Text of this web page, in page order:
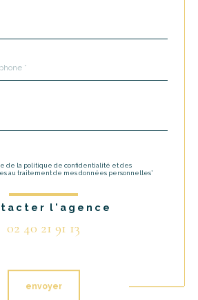
de la politique de confidentialité et des
au traitement de mes données personnelles*
l'agence
02 40 21 91 13
envoyer